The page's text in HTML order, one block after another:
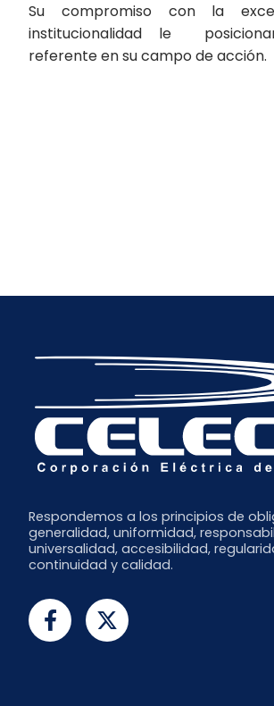
Su compromiso con la
institucionalidad le
referente en su campo de acción.
Respondemos a los principios de
generalidad, uniformidad,
universalidad, accesibilidad,
continuidad y calidad.